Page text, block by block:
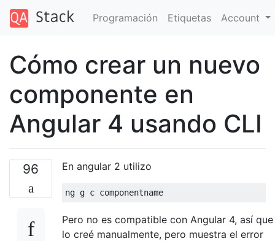
Programación Etiquetas Account
Cómo crear un nuevo
componente en
Angular 4 usando CLI
96 En angular 2 utilizo
Pero no es compatible con Angular 4, así que
lo creé manualmente, pero muestra el error